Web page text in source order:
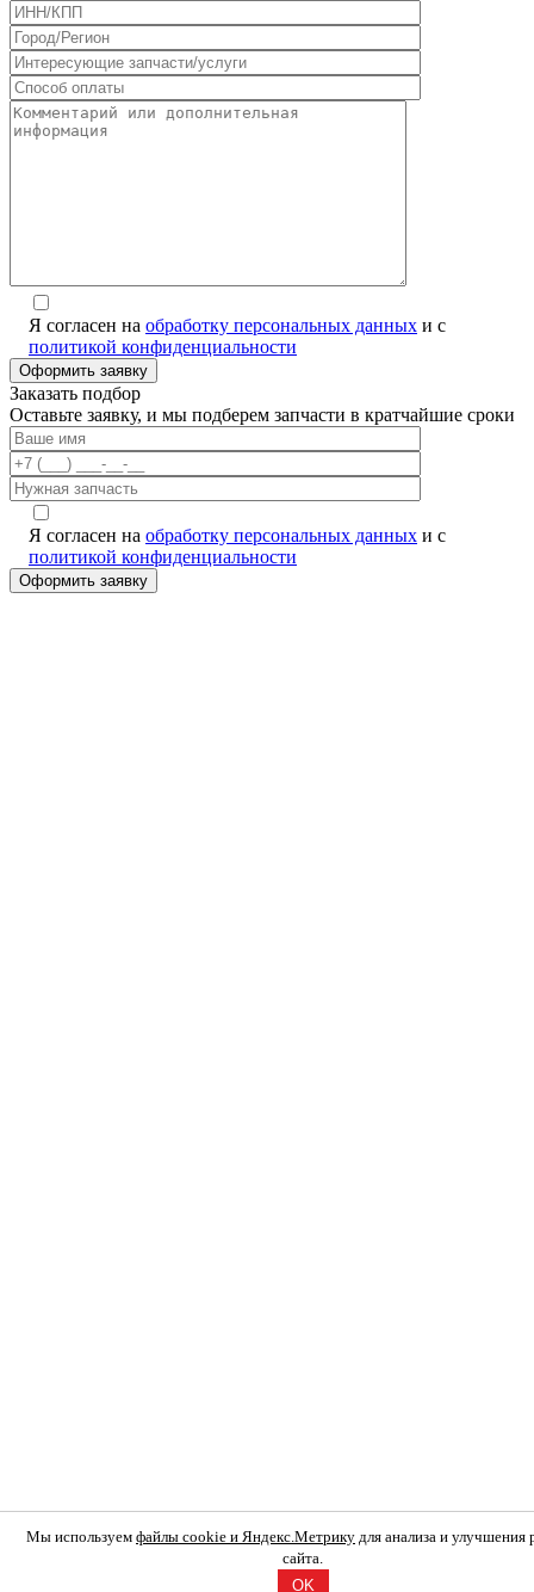
Я согласен на обработку персональных данных и с
политикой конфиденциальности
Заказать подбор
Оставьте заявку, и мы подберем запчасти в кратчайшие сроки
Я согласен на обработку персональных данных и с
политикой конфиденциальности
Мы используем файлы cookie и Яндекс.Метрику для анализа и улучшения
сайта.
OK